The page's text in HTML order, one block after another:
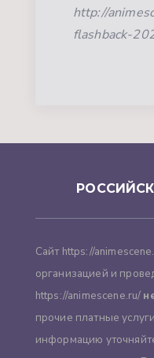
http://
flashback-
Сайт https://
организацией и
https://animescene.ru/
прочие платные
информацию